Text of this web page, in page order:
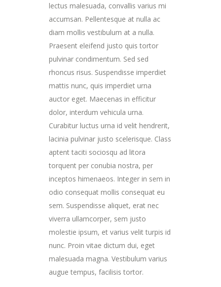
lectus malesuada, convallis varius mi
accumsan. Pellentesque at nulla ac
diam mollis vestibulum at a nulla.
Praesent eleifend justo quis tortor
pulvinar condimentum. Sed sed
rhoncus risus. Suspendisse imperdiet
mattis nunc, quis imperdiet urna
auctor eget. Maecenas in efficitur
dolor, interdum vehicula urna.
Curabitur luctus urna id velit hendrerit,
lacinia pulvinar justo scelerisque. Class
aptent taciti sociosqu ad litora
torquent per conubia nostra, per
inceptos himenaeos. Integer in sem in
odio consequat mollis consequat eu
sem. Suspendisse aliquet, erat nec
viverra ullamcorper, sem justo
molestie ipsum, et varius velit turpis id
nunc. Proin vitae dictum dui, eget
malesuada magna. Vestibulum varius
augue tempus, facilisis tortor.